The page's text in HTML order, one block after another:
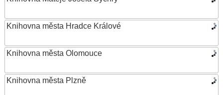
Knihovna města Hradce Králové
Knihovna města Olomouce
Knihovna města Plzně